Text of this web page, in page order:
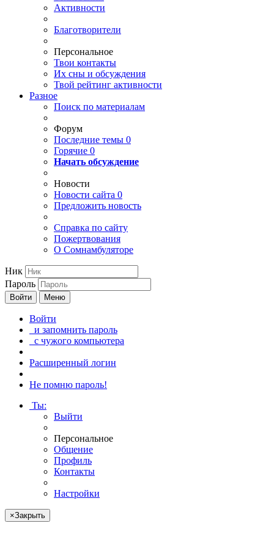
Активности
Благотворители
Персональное
Твои контакты
Их сны и обсуждения
Твой рейтинг активности
Разное
Поиск по материалам
Форум
Последние темы 0
Горячие 0
Начать обсуждение
Новости
Новости сайта 0
Предложить новость
Справка по сайту
Пожертвования
О Сомнамбуляторе
Ник
Пароль
Войти Меню
Войти
и запомнить пароль
с чужого компьютера
Расширенный логин
Не помню пароль!
Ты:
Выйти
Персональное
Общение
Профиль
Контакты
Настройки
×Закрыть